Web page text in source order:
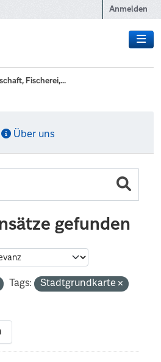
Anmelden
Fischerei,...
Über uns
gefunden
Tags:
Stadtgrundkarte